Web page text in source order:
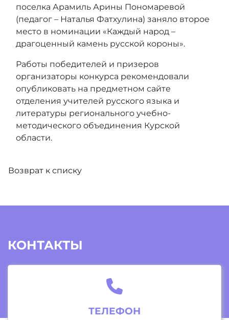
поселка Арамиль Арины Пономаревой
(педагог – Наталья Фатхулина) заняло второе
место в номинации «Каждый народ –
драгоценный камень русской короны».
Работы победителей и призеров
организаторы конкурса рекомендовали
опубликовать на предметном сайте
отделения учителей русского языка и
литературы регионального учебно-
методического объединения Курской
области.
Возврат к списку
КОНТАКТЫ
ТЕЛЕФОН